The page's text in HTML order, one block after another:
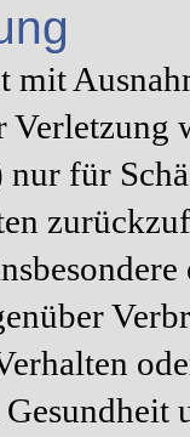
mit
für